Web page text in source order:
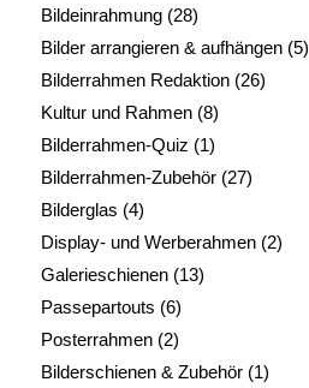
Bildeinrahmung(28)
Bilder arrangieren & aufhängen(5)
Bilderrahmen Redaktion(26)
Kultur und Rahmen(8)
Bilderrahmen-Quiz (1)
Bilderrahmen-Zubehör(27)
Bilderglas (4)
Display- und Werberahmen(2)
Galerieschienen(13)
Passepartouts (6)
Posterrahmen(2)
Bilderschienen & Zubehör(1)